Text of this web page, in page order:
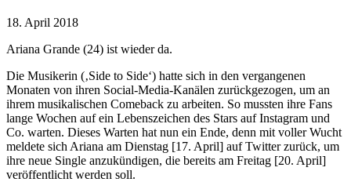
18. April 2018
Ariana Grande (24) ist wieder da.
Die Musikerin (‚Side to Side‘) hatte sich in den vergangenen
Monaten von ihren Social-Media-Kanälen zurückgezogen, um an
ihrem musikalischen Comeback zu arbeiten. So mussten ihre Fans
lange Wochen auf ein Lebenszeichen des Stars auf Instagram und
Co. warten. Dieses Warten hat nun ein Ende, denn mit voller Wucht
meldete sich Ariana am Dienstag [17. April] auf Twitter zurück, um
ihre neue Single anzukündigen, die bereits am Freitag [20. April]
veröffentlicht werden soll.